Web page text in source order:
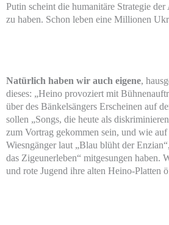
Putin scheint die humanitäre Strategie
zu haben. Schon leben eine Millionen
Natürlich haben wir auch eigene,
dieses: „Heino provoziert mit
über des Bänkelsängers Erscheinen auf
sollen „Songs, die heute als
zum Vortrag gekommen sein, und wie
Wiesngänger laut „Blau blüht der
das Zigeunerleben“ mitgesungen haben.
und rote Jugend ihre alten Heino-Platten